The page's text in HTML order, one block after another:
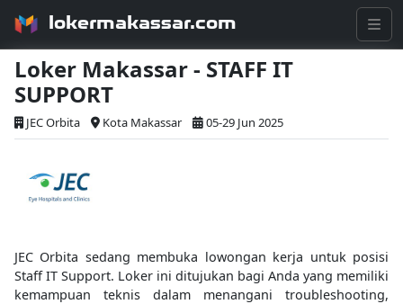
lokermakassar.com
Loker Makassar - STAFF IT
SUPPORT
JEC Orbita Kota Makassar 05-29 Jun 2025
JEC Orbita sedang membuka lowongan kerja untuk posisi
Staff IT Support. Loker ini ditujukan bagi Anda yang memiliki
kemampuan teknis dalam menangani troubleshooting,